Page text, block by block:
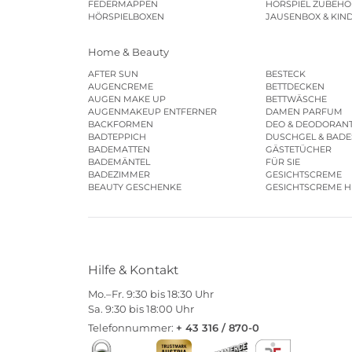
FEDERMAPPEN
HÖRSPIELBOXEN
HÖRSPIEL
JAUSENBOX &
Home & Beauty
AFTER SUN
AUGENCREME
AUGEN MAKE UP
AUGENMAKEUP ENTFERNER
BACKFORMEN
BADTEPPICH
BADEMATTEN
BADEMÄNTEL
BADEZIMMER
BEAUTY GESCHENKE
BESTECK
BETTDECKEN
BETTWÄSCHE
DAMEN PARFUM
DEO &
DUSCHGEL &
GÄSTETÜCHER
FÜR SIE
GESICHTSCREME
GESICHTSCREME
Hilfe & Kontakt
Mo.–Fr. 9:30 bis 18:30 Uhr
Sa. 9:30 bis 18:00 Uhr
Telefonnummer: + 43 316 / 870-0